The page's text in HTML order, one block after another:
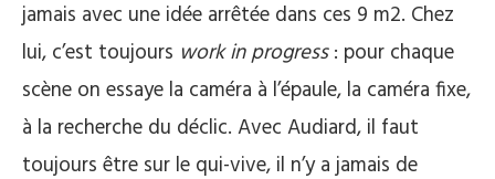
jamais avec une idée arrêtée dans ces 9 m2. Chez
lui, c’est toujours work in progress: pour chaque
scène on essaye la caméra à l’épaule, la caméra fixe,
à la recherche du déclic. Avec Audiard, il faut
toujours être sur le qui-vive, il n’y a jamais de